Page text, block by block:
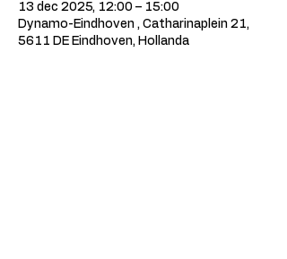
13 dec 2025, 12:00 – 15:00
Dynamo-Eindhoven , Catharinaplein 21,
5611 DE Eindhoven, Hollanda